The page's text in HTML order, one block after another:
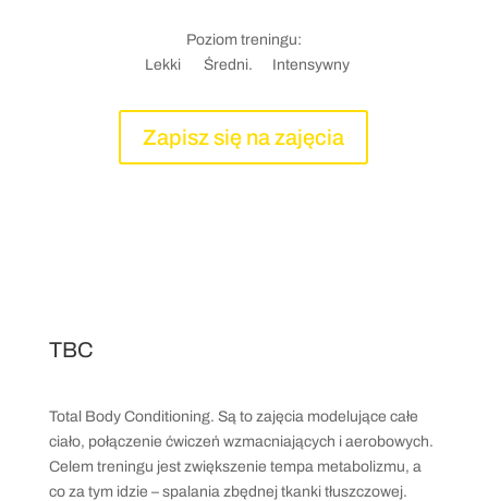
Poziom treningu:
Lekki
Średni. Intensywny
Zapisz się na zajęcia
TBC
Total Body Conditioning. Są to zajęcia modelujące całe
ciało, połączenie ćwiczeń wzmacniających i aerobowych.
Celem treningu jest zwiększenie tempa metabolizmu, a
co za tym idzie – spalania zbędnej tkanki tłuszczowej.